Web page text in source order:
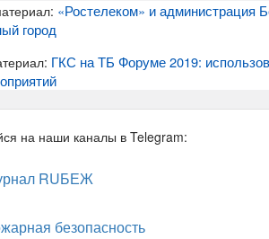
«Ростелеком» и администрация
город
ГКС на ТБ Форуме 2019:
на наши каналы в Telegram:
RUБЕЖ
безопасность